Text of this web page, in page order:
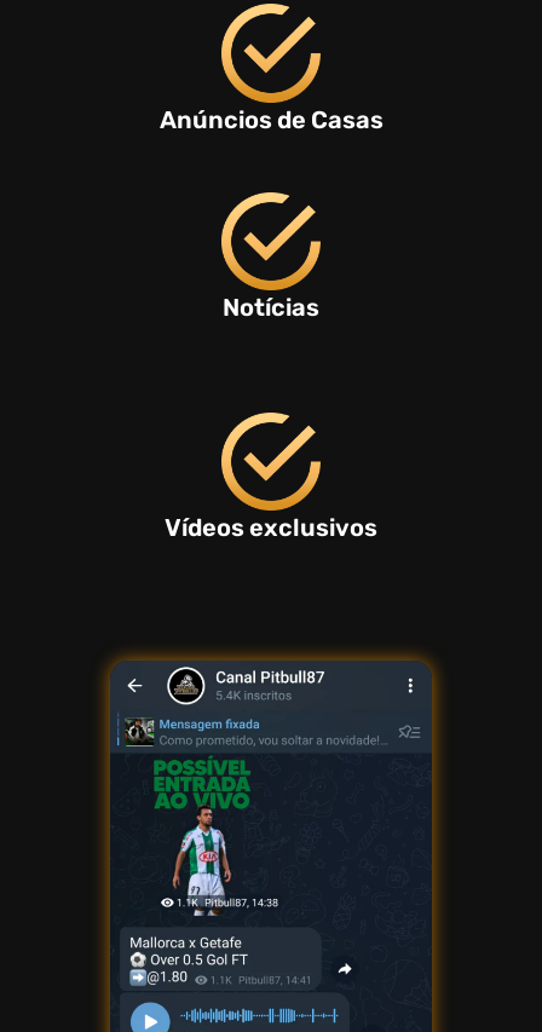
Anúncios de Casas
Notícias
Vídeos exclusivos